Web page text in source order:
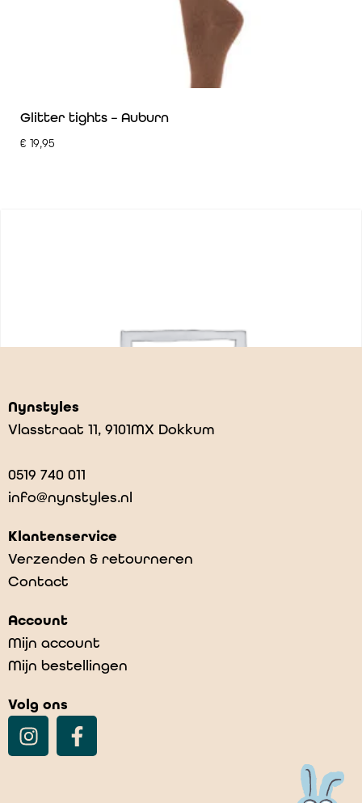
Glitter tights – Auburn
€ 19,95
€0,00
Nynstyles
Vlasstraat 11, 9101MX Dokkum
0519 740 011
info@nynstyles.nl
Klantenservice
Verzenden & retourneren
Contact
Account
Mijn account
Mijn bestellingen
Volg ons